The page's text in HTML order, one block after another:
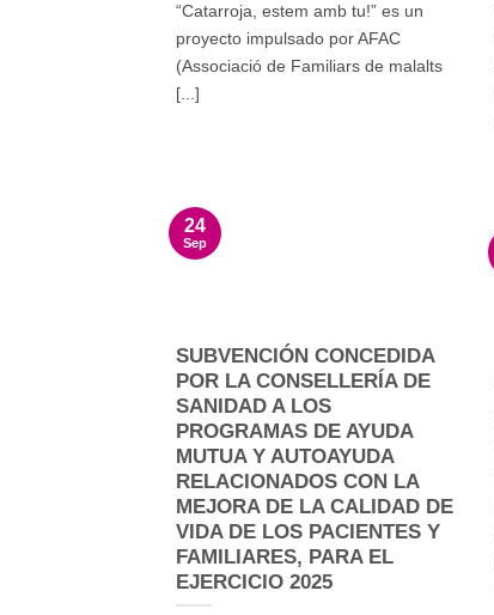
“Catarroja, estem amb tu!” es un
proyecto impulsado por AFAC
(Associació de Familiars de malalts
[...]
SUBVENCIÓN CONCEDIDA
POR LA CONSELLERÍA DE
SANIDAD A LOS
PROGRAMAS DE AYUDA
MUTUA Y AUTOAYUDA
RELACIONADOS CON LA
MEJORA DE LA CALIDAD DE
VIDA DE LOS PACIENTES Y
FAMILIARES, PARA EL
EJERCICIO 2025
24
Sep